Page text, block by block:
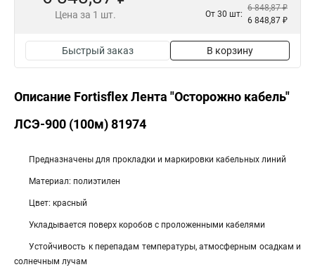
Цена за 1 шт. От 30 шт:
6 848,87 ₽
6 848,87 ₽
Быстрый заказ В корзину
Описание Fortisflex Лента "Осторожно кабель"
ЛСЭ-900 (100м) 81974
Предназначены для прокладки и маркировки кабельных линий
Материал: полиэтилен
Цвет: красный
Укладывается поверх коробов с проложенными кабелями
Устойчивость к перепадам температуры, атмосферным осадкам и
солнечным лучам